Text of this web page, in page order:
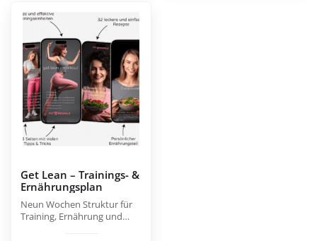
Get Lean – Trainings- &
Ernährungsplan
Neun Wochen Struktur für
Training, Ernährung und